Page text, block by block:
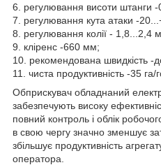
6. регулювання висоти штанги
7. регулювання кута атаки -
8. регулювання колії - 1,8...2,4
9. кліренс -660 мм;
10. рекомендована швидкість -
11. чиста продуктивність -35 га/
Обприскувач обладнаний
забезпечують високу
повний контроль і облік
в свою чергу значно зменшує
збільшує продуктивність
оператора.